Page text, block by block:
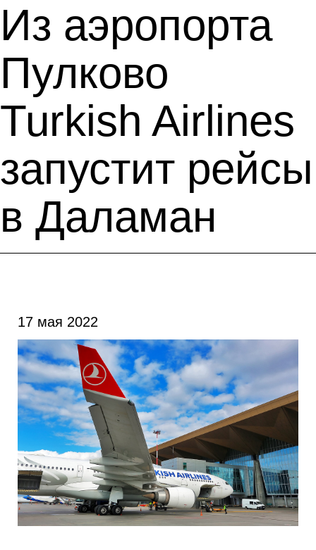
Из аэропорта
Пулково
Turkish Airlines
запустит рейсы
в Даламан
17 мая 2022